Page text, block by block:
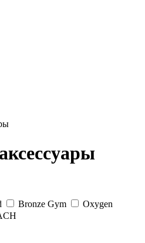
Bronze Gym
Oxygen